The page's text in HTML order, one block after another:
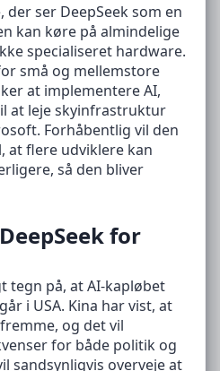
ser DeepSeek som en
kan køre på almindelige
specialiseret hardware.
små og mellemstore
at implementere AI,
at leje skyinfrastruktur
Forhåbentlig vil den
at flere udviklere kan
så den bliver
for
tegn på, at AI-kapløbet
i USA. Kina har vist, at
og det vil
for både politik og
sandsynligvis overveje at